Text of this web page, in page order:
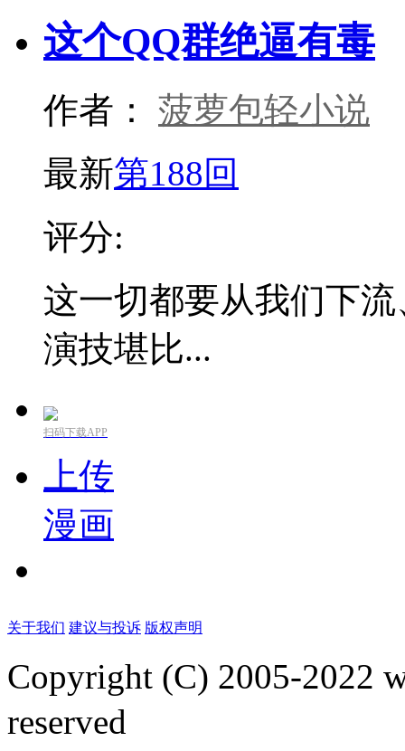
这个QQ群绝逼有毒
作者：
菠萝包轻小说
最新第188回
评分:
这一切都要从我们下
演技堪比...
扫码下载APP
上传
漫画
关于我们 建议与投诉 版权声明
Copyright (C) 2005-2022
reserved